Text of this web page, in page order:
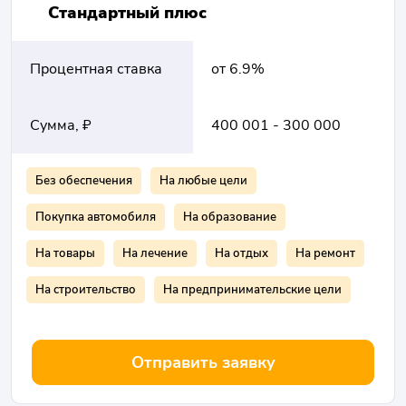
Стандартный плюс
Процентная ставка от 6.9%
Сумма, ₽ 400 001 - 300 000
Без обеспечения На любые цели
Покупка автомобиля На образование
На товары На лечение На отдых На ремонт
На строительство На предпринимательские цели
Отправить заявку